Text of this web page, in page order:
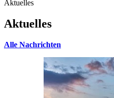
Aktuelles
Aktuelles
Alle Nachrichten